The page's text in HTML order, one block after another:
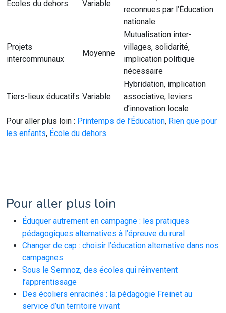
Écoles du dehors Variable
reconnues par l’Éducation
nationale
Projets
intercommunaux
Moyenne
Mutualisation inter-
villages, solidarité,
implication politique
nécessaire
Tiers-lieux éducatifs Variable
Hybridation, implication
associative, leviers
d’innovation locale
Pour aller plus loin : Printemps de l’Éducation, Rien que pour
les enfants, École du dehors.
Pour aller plus loin
Éduquer autrement en campagne : les pratiques
pédagogiques alternatives à l’épreuve du rural
Changer de cap : choisir l’éducation alternative dans nos
campagnes
Sous le Semnoz, des écoles qui réinventent
l’apprentissage
Des écoliers enracinés : la pédagogie Freinet au
service d’un territoire vivant